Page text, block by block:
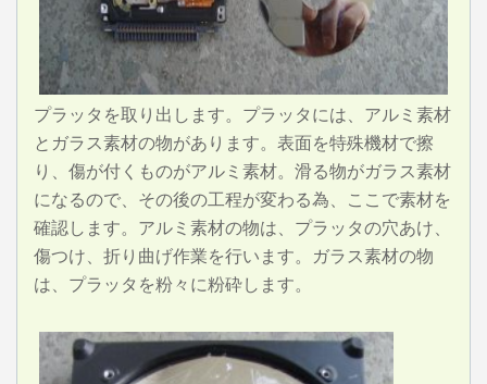
プラッタを取り出します。プラッタには、アルミ素材
とガラス素材の物があります。表面を特殊機材で擦
り、傷が付くものがアルミ素材。滑る物がガラス素材
になるので、その後の工程が変わる為、ここで素材を
確認します。アルミ素材の物は、プラッタの穴あけ、
傷つけ、折り曲げ作業を行います。ガラス素材の物
は、プラッタを粉々に粉砕します。